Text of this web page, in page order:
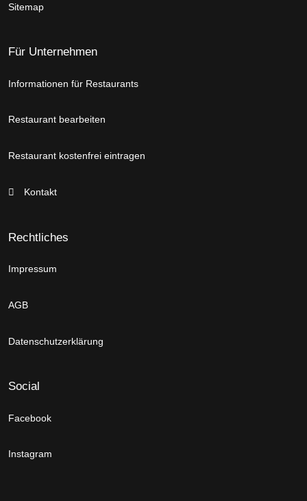
Sitemap
Für Unternehmen
Informationen für Restaurants
Restaurant bearbeiten
Restaurant kostenfrei eintragen
Kontakt
Rechtliches
Impressum
AGB
Datenschutzerklärung
Social
Facebook
Instagram